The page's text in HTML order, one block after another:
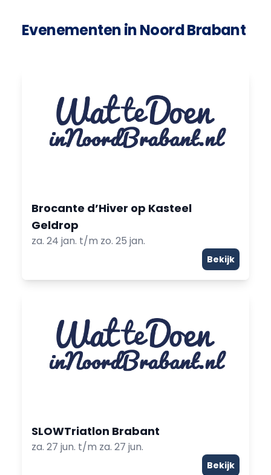
Evenementen in Noord Brabant
Brocante d’Hiver op Kasteel
Geldrop
za. 24 jan. t/m zo. 25 jan.
Bekijk
SLOWTriatlon Brabant
za. 27 jun. t/m za. 27 jun.
Bekijk